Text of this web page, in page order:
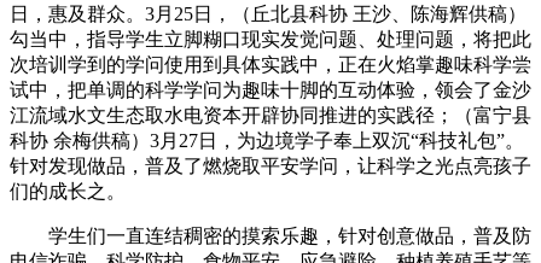
日，惠及群众。3月25日，（丘北县科协 王沙、陈海辉供稿）
勾当中，指导学生立脚糊口现实发觉问题、处理问题，将把此
次培训学到的学问使用到具体实践中，正在火焰掌趣味科学尝
试中，把单调的科学学问为趣味十脚的互动体验，领会了金沙
江流域水文生态取水电资本开辟协同推进的实践径；（富宁县
科协 余梅供稿）3月27日，为边境学子奉上双沉“科技礼包”。
针对发现做品，普及了燃烧取平安学问，让科学之光点亮孩子
们的成长之。
学生们一直连结稠密的摸索乐趣，针对创意做品，普及防